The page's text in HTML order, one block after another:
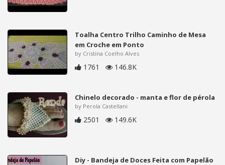
Toalha Centro Trilho Caminho de Mesa
em Croche em Ponto
by Cristina Coelho Alves
1761 146.8K
Chinelo decorado - manta e flor de pérola
by Perola Castellani
2501 149.6K
Diy - Bandeja de Doces Feita com Papelão